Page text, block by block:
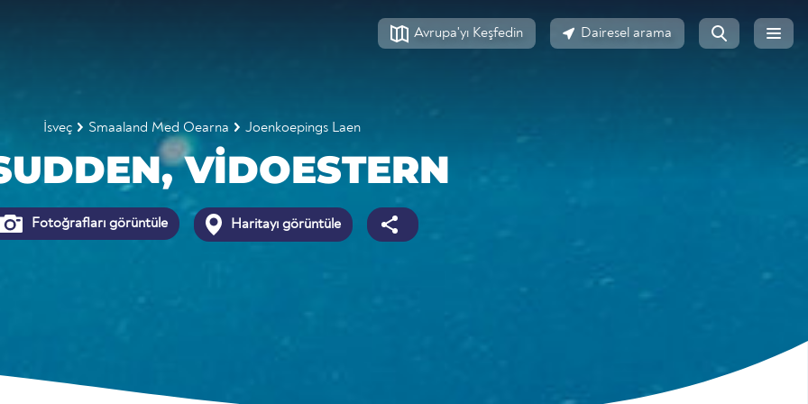
Avrupa'yı Keşfedin Dairesel arama
İsveç Smaaland Med Oearna Joenkoepings Laen
VIDOESTERN
Fotoğrafları görüntüle Haritayı görüntüle